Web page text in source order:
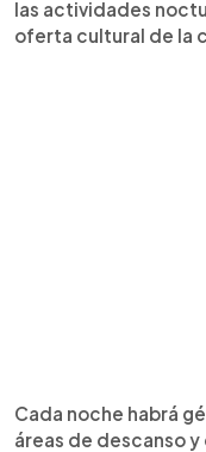
las actividades
oferta cultural de la
Cada noche habrá
áreas de descanso